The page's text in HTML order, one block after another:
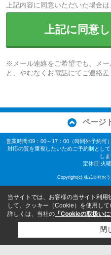
上記内容に同意いただいた場合
上記に同意
※メール連絡をご希望でも、メ
と、やむなくお電話にてご連絡
ページ
営業時間:09：00～17：00（時間外予約可
対応の質を重視したいためご予約制とし
しま
定休日:火
Copyright(c) 株式会社お
当サイトでは、お客様の当サイト利用
して、クッキー（Cookie）を使用して
詳しくは、当社の 「Cookieの取扱いに
閉